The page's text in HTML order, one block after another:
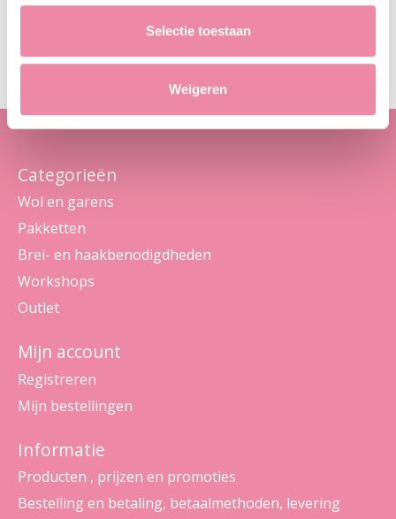
Selectie toestaan
Weigeren
Categorieën
Wol en garens
Pakketten
Brei- en haakbenodigdheden
Workshops
Outlet
Mijn account
Registreren
Mijn bestellingen
Informatie
Producten , prijzen en promoties
Bestelling en betaling, betaalmethoden, levering